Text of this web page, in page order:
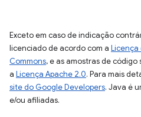
Exceto em caso de indicação
licenciado de acordo com a
Commons, e as amostras de
a Licença Apache 2.0. Para mais
site do Google Developers. Java é
e/ou afiliadas.